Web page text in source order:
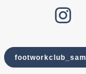
Instagram